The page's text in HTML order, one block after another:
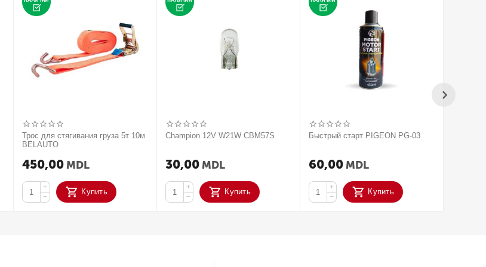
Трос для стягивания груза 5т 10м
BELAUTO
450,00 MDL
+
−
Купить
Champion 12V W21W CBM57S
30,00 MDL
+
−
Купить
Быстрый старт PIGEON PG-03
60,00 MDL
+
−
Купить